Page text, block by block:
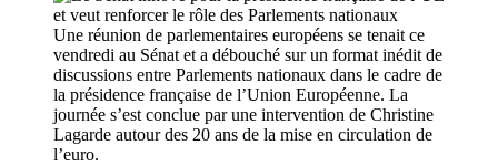
Une réunion de parlementaires européens se tenait ce
vendredi au Sénat et a débouché sur un format inédit de
discussions entre Parlements nationaux dans le cadre de
la présidence française de l’Union Européenne. La
journée s’est conclue par une intervention de Christine
Lagarde autour des 20 ans de la mise en circulation de
l’euro.